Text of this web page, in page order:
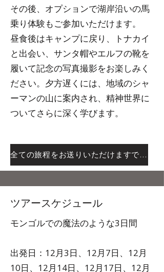
その後、オプションで湖岸沿いの馬
乗り体験もご参加いただけます。
昼食後はキャンプに戻り、トナカイ
と出会い、サンタ帽やエルフの靴を
履いて記念の写真撮影をお楽しみく
ださい。夕方遅くには、地域のシャ
ーマンの山に案内され、精神世界に
ついてさらに深く学びます。
全ての旅程をお送りいただけますでしょうか。
ツアースケジュール
モンゴルでの魔法のような3日間
出発日：12月3日、12月7日、12月
10日、12月14日、12月17日、12月